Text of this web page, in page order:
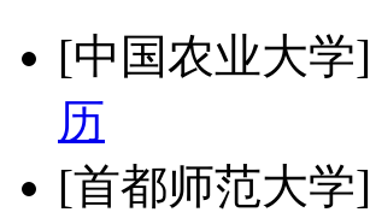
[中国农业大学]
历
[首都师范大学]